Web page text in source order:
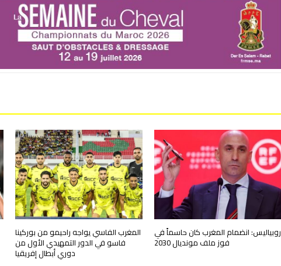
روبياليس: انضمام المغرب كان حاسماً في
فوز ملف مونديال 2030
المغرب الفاسي يواجه راحيمو من بوركينا
فاسو في الدور التمهيدي الأول من
دوري أبطال إفريقيا